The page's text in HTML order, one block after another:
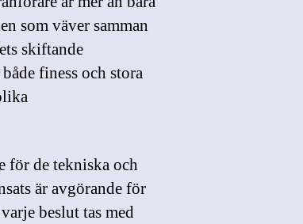
som väver samman
skiftande
finess och stora
för de tekniska och
är avgörande för
beslut tas med